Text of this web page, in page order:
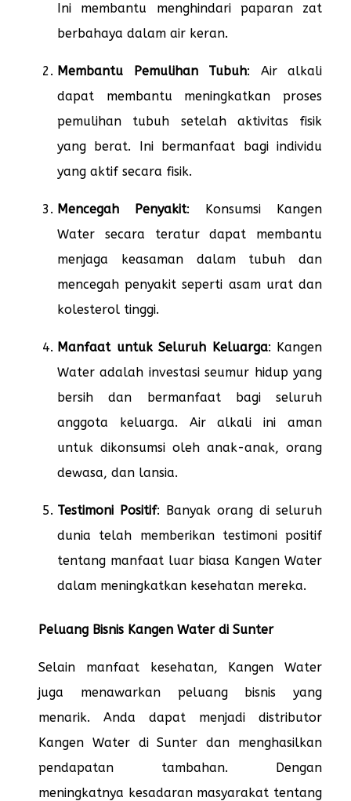
Ini membantu menghindari paparan zat
berbahaya dalam air keran.
Membantu Pemulihan Tubuh: Air alkali
dapat membantu meningkatkan proses
pemulihan tubuh setelah aktivitas fisik
yang berat. Ini bermanfaat bagi individu
yang aktif secara fisik.
Mencegah Penyakit: Konsumsi Kangen
Water secara teratur dapat membantu
menjaga keasaman dalam tubuh dan
mencegah penyakit seperti asam urat dan
kolesterol tinggi.
Manfaat untuk Seluruh Keluarga: Kangen
Water adalah investasi seumur hidup yang
bersih dan bermanfaat bagi seluruh
anggota keluarga. Air alkali ini aman
untuk dikonsumsi oleh anak-anak, orang
dewasa, dan lansia.
Testimoni Positif: Banyak orang di seluruh
dunia telah memberikan testimoni positif
tentang manfaat luar biasa Kangen Water
dalam meningkatkan kesehatan mereka.
Peluang Bisnis Kangen Water di Sunter
Selain manfaat kesehatan, Kangen Water
juga menawarkan peluang bisnis yang
menarik. Anda dapat menjadi distributor
Kangen Water di Sunter dan menghasilkan
pendapatan tambahan. Dengan
meningkatnya kesadaran masyarakat tentang